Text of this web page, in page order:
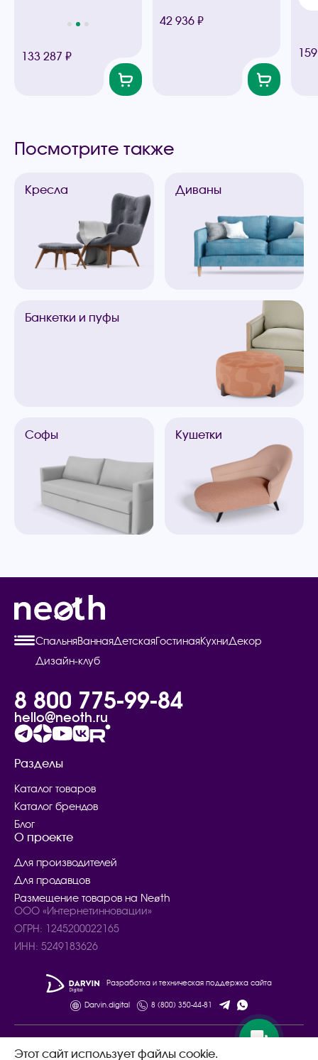
133 287 ₽
42 936 ₽
Посмотрите также
Кресла Диваны
Банкетки и пуфы
Софы Кушетки
Этот сайт использует файлы cookie.
СпальняВаннаяДетскаяГостинаяКухниДекор
Дизайн-клуб
8 800 775-99-84
hello@neoth.ru
Разделы
Каталог товаров
Каталог брендов
Блог
О проекте
Для производителей
Для продавцов
Размещение товаров на Neøth
ООО «Интернетинновации»
ОГРН: 1245200022165
ИНН: 5249183626
Разработка и техническая поддержка сайта
Darvin.digital 8 (800) 350-44-81